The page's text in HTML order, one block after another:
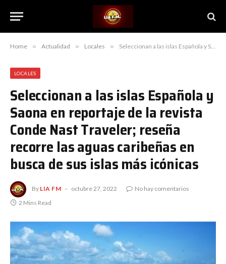
Home » Actualidad » Locales » Seleccionan a las islas Española y Saona en reportaje de la revista Conde Nast Traveler; reseña recorre las aguas caribeñas en busca de sus islas más icónicas
LOCALES
Seleccionan a las islas Española y
Saona en reportaje de la revista
Conde Nast Traveler; reseña
recorre las aguas caribeñas en
busca de sus islas más icónicas
By LIA FM octubre 27, 2022
No hay comentarios
2 Mins Read